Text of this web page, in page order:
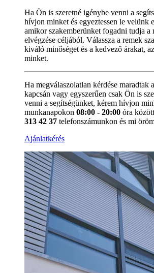
Ha Ön is szeretné igénybe venni a
hívjon minket és egyeztessen le velünk
amikor szakemberünket fogadni tudja a
elvégzése céljából. Válassza a remek
kiváló minőséget és a kedvező árakat,
minket.
Ha megválaszolatlan kérdése maradtak a
kapcsán vagy egyszerűen csak Ön is
venni a segítségünket, kérem hívjon
munkanapokon 08:00 - 20:00 óra
313 42 37 telefonszámunkon és mi
Ajánlatkérés